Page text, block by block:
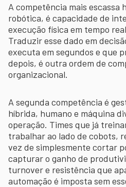
A competência mais escassa
robótica, é capacidade de
execução física em tempo
Traduzir esse dado em
executa em segundos e que
depois, é outra ordem de
organizacional.
A segunda competência é
híbrida, humano e máquina
operação. Times que já
trabalhar ao lado de cobots,
vez de simplesmente cortar
capturar o ganho de
turnover e resistência que
automação é imposta sem